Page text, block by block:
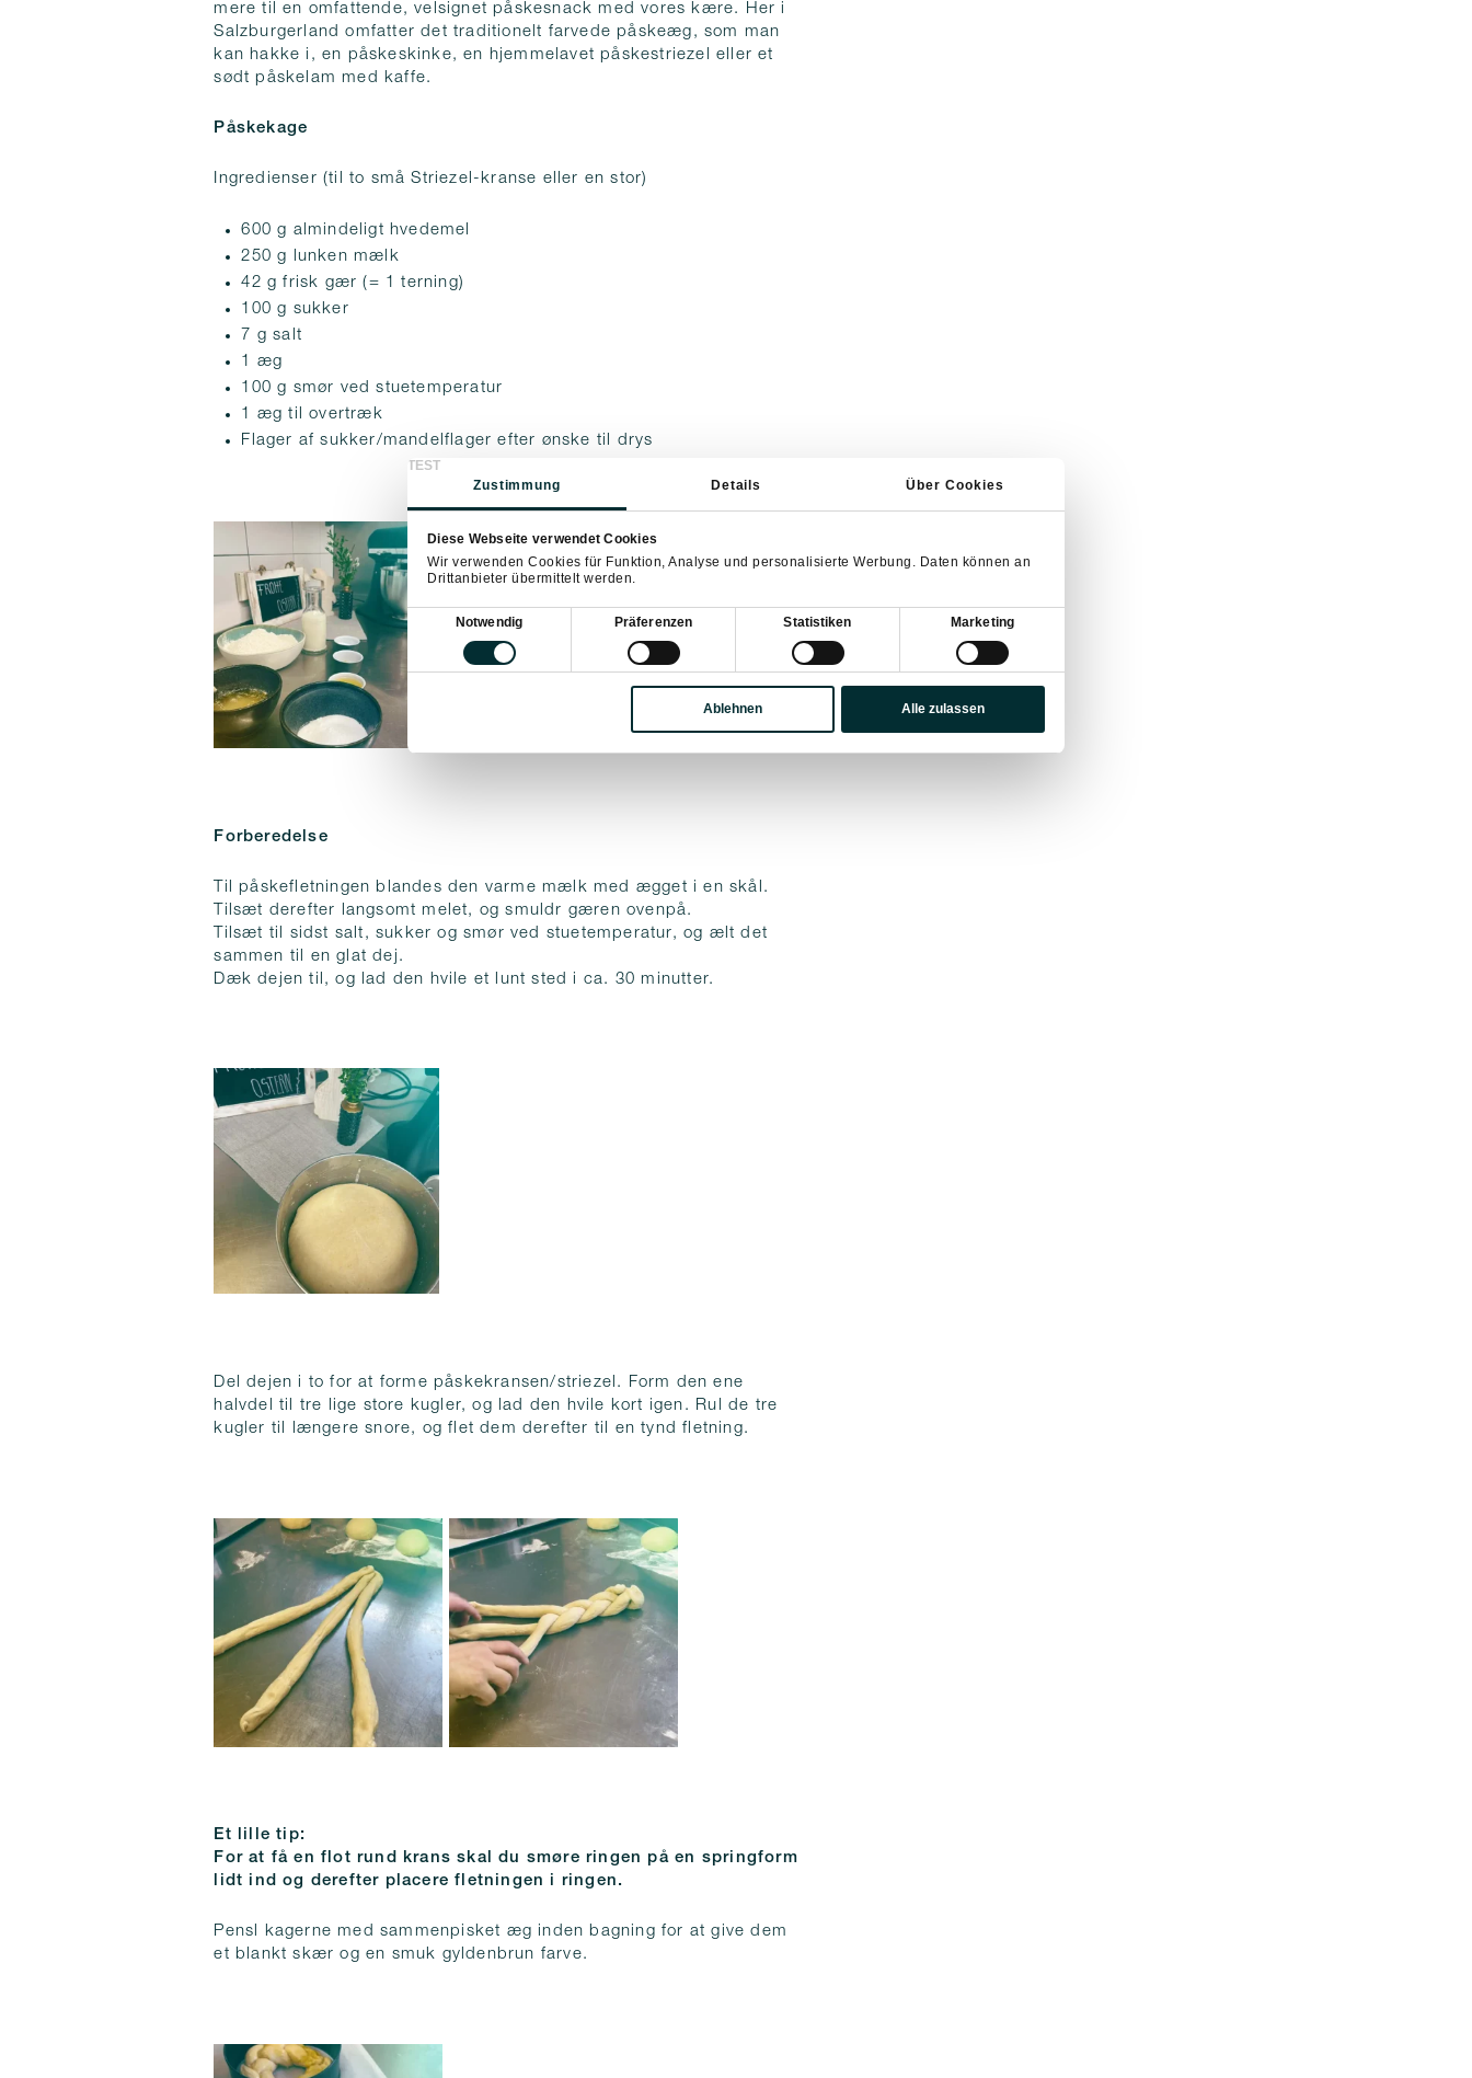
TEST
Zustimmung
Details Über Cookies
Diese Webseite verwendet Cookies
Wir verwenden Cookies für Funktion, Analyse und personalisierte Werbung. Daten können an
Drittanbieter übermittelt werden.
Einwilligungsauswahl
Notwendig Präferenzen Statistiken Marketing
Ablehnen Alle zulassen
mere til en omfattende, velsignet påskesnack med vores kære. Her i
Salzburgerland omfatter det traditionelt farvede påskeæg, som man
kan hakke i, en påskeskinke, en hjemmelavet påskestriezel eller et
sødt påskelam med kaffe.
Påskekage
Ingredienser (til to små Striezel-kranse eller en stor)
600 g almindeligt hvedemel
250 g lunken mælk
42 g frisk gær (= 1 terning)
100 g sukker
7 g salt
1 æg
100 g smør ved stuetemperatur
1 æg til overtræk
Flager af sukker/mandelflager efter ønske til drys
Forberedelse
Til påskefletningen blandes den varme mælk med ægget i en skål.
Tilsæt derefter langsomt melet, og smuldr gæren ovenpå.
Tilsæt til sidst salt, sukker og smør ved stuetemperatur, og ælt det
sammen til en glat dej.
Dæk dejen til, og lad den hvile et lunt sted i ca. 30 minutter.
Del dejen i to for at forme påskekransen/striezel. Form den ene
halvdel til tre lige store kugler, og lad den hvile kort igen. Rul de tre
kugler til længere snore, og flet dem derefter til en tynd fletning.
Et lille tip:
For at få en flot rund krans skal du smøre ringen på en springform
lidt ind og derefter placere fletningen i ringen.
Pensl kagerne med sammenpisket æg inden bagning for at give dem
et blankt skær og en smuk gyldenbrun farve.